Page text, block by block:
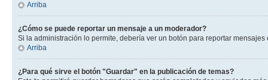
Arriba
¿Cómo se puede reportar un mensaje a un moderador?
Si la administración lo permite, debería ver un botón para reportar
Arriba
¿Para qué sirve el botón "Guardar" en la publicación de temas?